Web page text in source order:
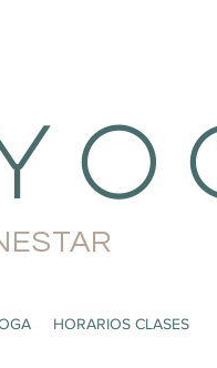
o
HORARIOS CLASES